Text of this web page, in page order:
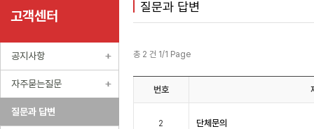
고객센터
공지사항
자주묻는질문
질문과 답변
질문과 답변
총 2 건 1/1 Page
번호
2 단체문의